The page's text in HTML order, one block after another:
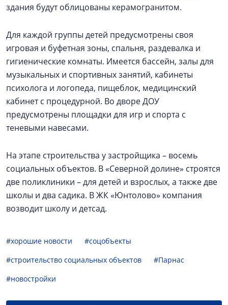
здания будут облицованы керамогранитом.
Для каждой группы детей предусмотрены своя
игровая и буфетная зоны, спальня, раздевалка и
гигиенические комнаты. Имеется бассейн, залы для
музыкальных и спортивных занятий, кабинеты
психолога и логопеда, пищеблок, медицинский
кабинет с процедурной. Во дворе ДОУ
предусмотрены площадки для игр и спорта с
теневыми навесами.
На этапе строительства у застройщика – восемь
социальных объектов. В «Северной долине» строятся
две поликлиники – для детей и взрослых, а также две
школы и два садика. В ЖК «Юнтолово» компания
возводит школу и детсад.
#хорошие новости
#соцобъекты
#строительство социальных объектов
#Парнас
#новостройки